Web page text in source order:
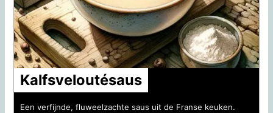
Kalfsveloutésaus
Een verfijnde, fluweelzachte saus uit de Franse keuken.